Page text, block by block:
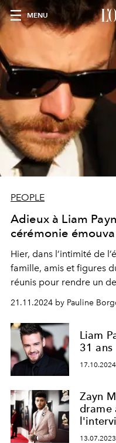
MENU
PEOPLE
Adieux à Liam
cérémonie
Hier, dans l’intimité de
famille, amis et figures
réunis pour rendre un
ancien membre de One
recueillement marqué
de ses anciens
témoignages d’amour
21.11.2024 by Pauline
Liam
31 ans
Zayn
drame